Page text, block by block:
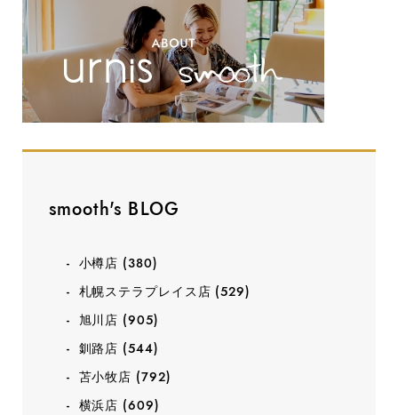
smooth's BLOG
小樽店 (380)
札幌ステラプレイス店 (529)
旭川店 (905)
釧路店 (544)
苫小牧店 (792)
横浜店 (609)